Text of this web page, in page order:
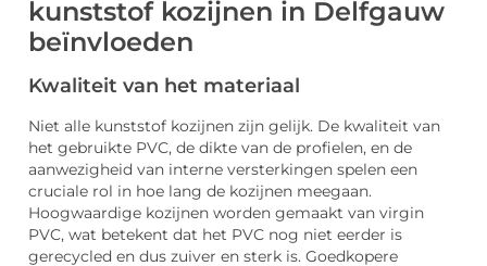
kunststof kozijnen in Delfgauw
beïnvloeden
Kwaliteit van het materiaal
Niet alle kunststof kozijnen zijn gelijk. De kwaliteit van
het gebruikte PVC, de dikte van de profielen, en de
aanwezigheid van interne versterkingen spelen een
cruciale rol in hoe lang de kozijnen meegaan.
Hoogwaardige kozijnen worden gemaakt van virgin
PVC, wat betekent dat het PVC nog niet eerder is
gerecycled en dus zuiver en sterk is. Goedkopere